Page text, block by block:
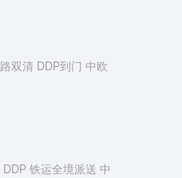
双清 DDP到门 中欧
铁运全境派送 中